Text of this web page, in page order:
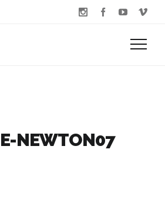
NEWTON07